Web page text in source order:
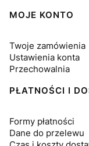
MOJE KONTO
Twoje zamówienia
Ustawienia konta
Przechowalnia
PŁATNOŚCI I
Formy płatności
Dane do przelewu